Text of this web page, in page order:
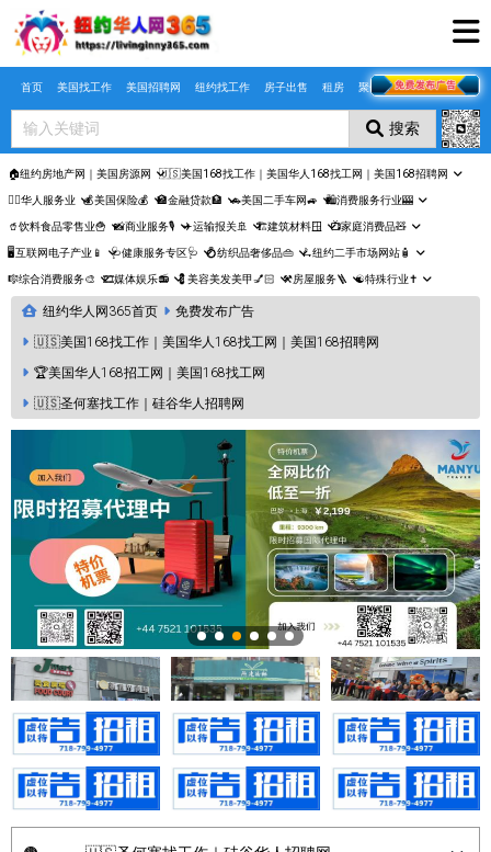
Skip to main content
首页 美国找工作 美国招聘网 纽约找工作 房子出售 租房 聚合页
搜索
🏠纽约房地产网｜美国房源网 🇺🇸美国168找工作｜美国华人168找工网｜美国168招聘网
🤵‍♀️华人服务业 💰美国保险💰 🏦金融贷款🏦 🚗美国二手车网🚙 🛍️消费服务行业🎰
🥤饮料食品零售业🍟 📸商业服务🎙️ ✈️运输报关🚢 🏗️建筑材料🪟 📺家庭消费品🧸
🖥️互联网电子产业📱 🩺健康服务专区🩺 💍纺织品奢侈品👜 🛴纽约二手市场网站🧴
🎼综合消费服务🎨 🎞️媒体娱乐📻 💈美容美发美甲💅🏻 ⚒️房屋服务🪜 ☯️特殊行业✝️
纽约华人网365首页
免费发布广告
🇺🇸美国168找工作｜美国华人168找工网｜美国168招聘网
🏆美国华人168招工网｜美国168找工网
🇺🇸圣何塞找工作｜硅谷华人招聘网